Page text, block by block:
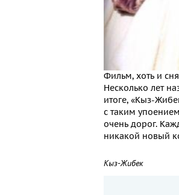
Фильм, хоть и
Несколько лет
итоге, «Кыз-
с таким
очень дорог.
никакой новый
Кыз-Жибек